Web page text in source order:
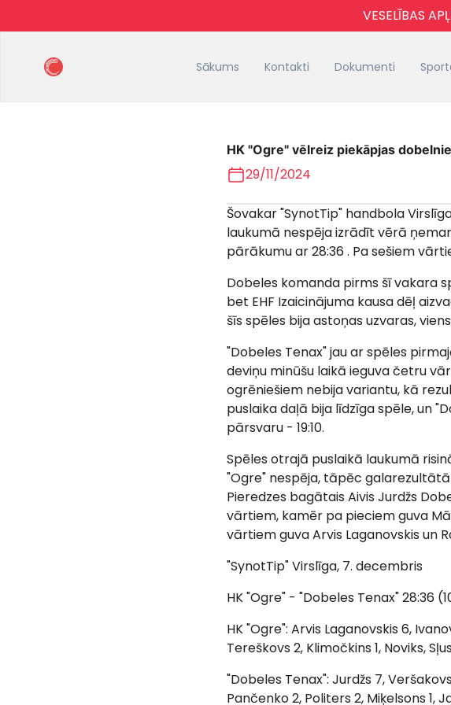
VESELĪBAS
Sākums Kontakti Dokumenti
HK "Ogre" vēlreiz piekāpjas
29/11/2024
Šovakar "SynotTip" handbola
laukumā nespēja izrādīt vērā
pārākumu ar 28:36 . Pa sešiem
Dobeles komanda pirms šī vakara
bet EHF Izaicinājuma kausa dēļ
šīs spēles bija astoņas uzvaras,
"Dobeles Tenax" jau ar spēles
deviņu minūšu laikā ieguva četru
ogrēniešiem nebija variantu, kā
puslaika daļā bija līdzīga spēle, un
pārsvaru - 19:10.
Spēles otrajā puslaikā laukumā
"Ogre" nespēja, tāpēc
Pieredzes bagātais Aivis Jurdžs
vārtiem, kamēr pa pieciem guva
vārtiem guva Arvis Laganovskis un
"SynotTip" Virslīga, 7. decembris
HK "Ogre" - "Dobeles Tenax" 28:36
HK "Ogre": Arvis Laganovskis 6,
Tereškovs 2, Klimočkins 1, Noviks,
"Dobeles Tenax": Jurdžs 7,
Pančenko 2, Politers 2, Miķelsons 1,